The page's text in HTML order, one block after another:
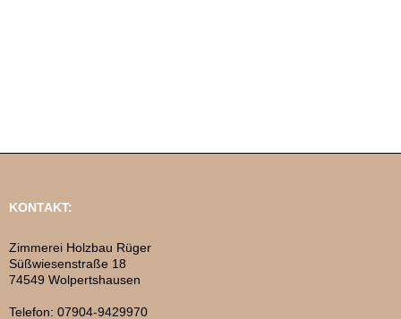
KONTAKT:
Zimmerei Holzbau Rüger
Süßwiesenstraße 18
74549 Wolpertshausen
Telefon: 07904-9429970